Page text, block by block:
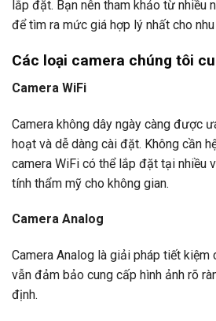
lắp đặt. Bạn nên tham khảo từ nhiều
để tìm ra mức giá hợp lý nhất cho
Các loại camera chúng tôi
Camera WiFi
Camera không dây ngày càng được
hoạt và dễ dàng cài đặt. Không cần
camera WiFi có thể lắp đặt tại nhiều
tính thẩm mỹ cho không gian.
Camera Analog
Camera Analog là giải pháp tiết kiệm
vẫn đảm bảo cung cấp hình ảnh rõ
định.